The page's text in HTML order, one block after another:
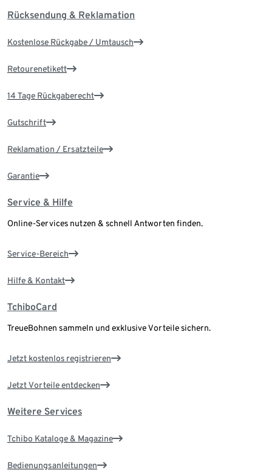
Rücksendung & Reklamation
Kostenlose Rückgabe / Umtausch
Retourenetikett
14 Tage Rückgaberecht
Gutschrift
Reklamation / Ersatzteile
Garantie
Service & Hilfe
Online-Services nutzen & schnell Antworten finden.
Service-Bereich
Hilfe & Kontakt
TchiboCard
TreueBohnen sammeln und exklusive Vorteile sichern.
Jetzt kostenlos registrieren
Jetzt Vorteile entdecken
Weitere Services
Tchibo Kataloge & Magazine
Bedienungsanleitungen